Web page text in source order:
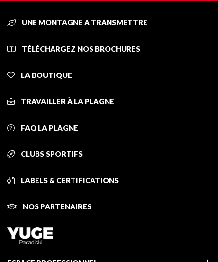
UNE MONTAGNE À TRANSMETTRE
TÉLÉCHARGEZ NOS BROCHURES
LA BOUTIQUE
TRAVAILLER À LA PLAGNE
FAQ LA PLAGNE
CLUBS SPORTIFS
LABELS & CERTIFICATIONS
NOS PARTENAIRES